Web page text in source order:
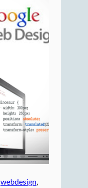
webdesign